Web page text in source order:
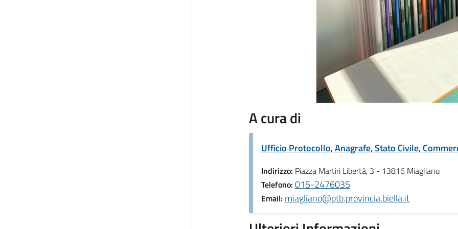
A cura di
Ufficio Protocollo, Anagrafe, Stato Civile,
Indirizzo: Piazza Martiri Libertà, 3 - 13816 Miagliano
Telefono: 015-2476035
Email: miagliano@ptb.provincia.biella.it